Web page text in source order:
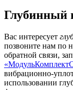
Глубинный
Вас интересует
позвоните нам по
обратной связи,
вибрационно-
использовании